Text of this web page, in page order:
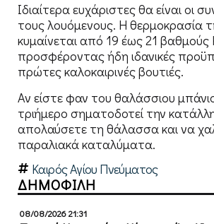
Ιδιαίτερα ευχάριστες θα είναι οι
τους λουόμενους. Η θερμοκρασία
κυμαίνεται από 19 έως 21 βαθμούς
προσφέροντας ήδη ιδανικές
πρώτες καλοκαιρινές βουτιές.
Αν είστε φαν του θαλάσσιου
τριήμερο σηματοδοτεί την
απολαύσετε τη θάλασσα και να
παραλιακά καταλύματα.
Καιρός Αγίου Πνεύματος
ΔΗΜΟΦΙΛΗ
08/08/2026 21:31